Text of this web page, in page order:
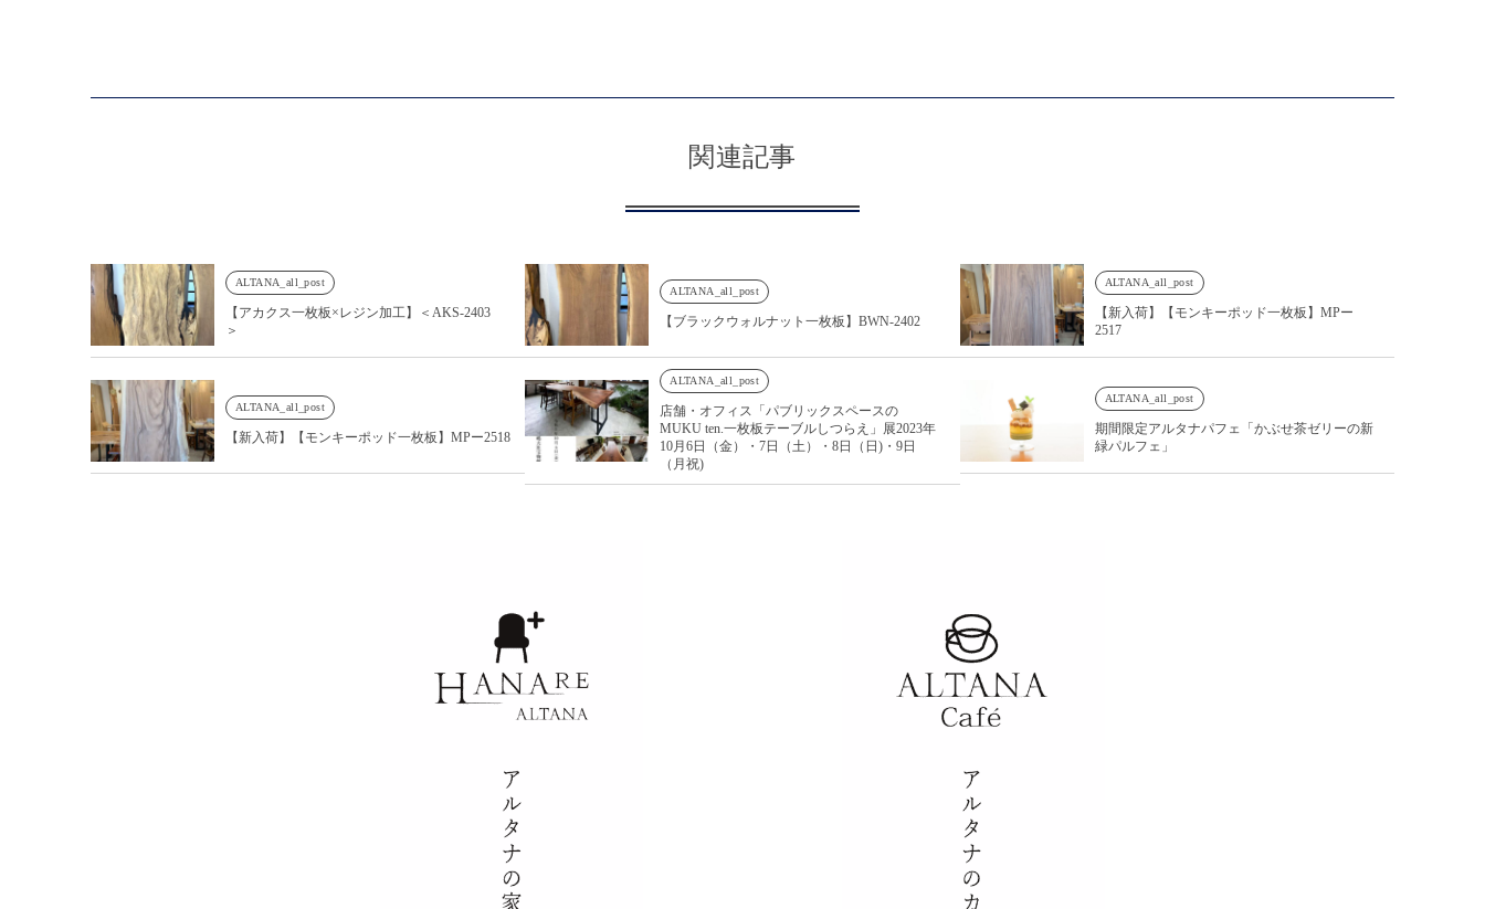
関連記事
ALTANA_all_post
【アカクス一枚板×レジン加工】＜AKS-2403
＞
ALTANA_all_post
【ブラックウォルナット一枚板】BWN-2402
ALTANA_all_post
【新入荷】【モンキーポッド一枚板】MPー
2517
ALTANA_all_post
【新入荷】【モンキーポッド一枚板】MPー2518
ALTANA_all_post
店舗・オフィス「パブリックスペースの
MUKU ten.一枚板テーブルしつらえ」展2023年
10月6日（金）・7日（土）・8日（日)・9日
（月祝)
ALTANA_all_post
期間限定アルタナパフェ「かぶせ茶ゼリーの新
緑パルフェ」